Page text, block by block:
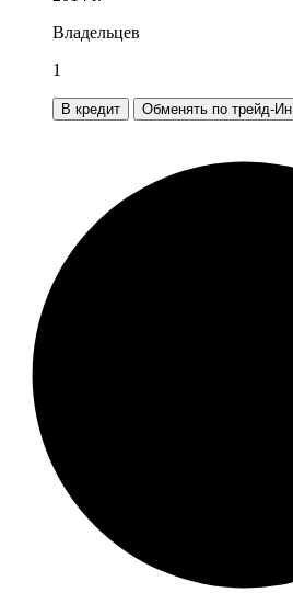
Владельцев
1
В кредит Обменять по трейд-Ин